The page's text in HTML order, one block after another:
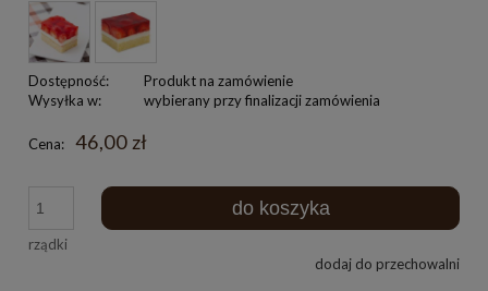
Dostępność:
Produkt na zamówienie
Wysyłka w:
wybierany przy finalizacji zamówienia
Cena: 46,00 zł
rządki
do koszyka
dodaj do przechowalni